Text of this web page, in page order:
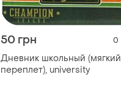
50 грн 0
Дневник школьный (мягкий
переплет), university